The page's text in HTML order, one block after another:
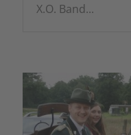
X.O. Band...